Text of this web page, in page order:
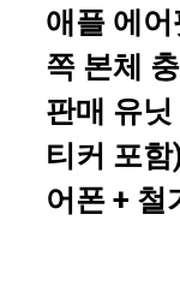
애플 에
쪽 본체
판매 유
티커 포
어폰 + 철